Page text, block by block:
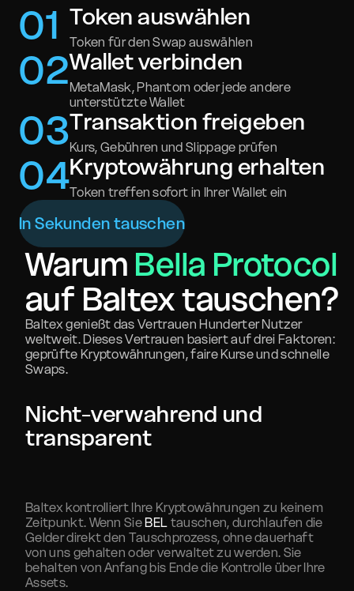
01 Token auswählen
Token für den Swap auswählen
02Wallet verbinden
MetaMask, Phantom oder jede andere
unterstützte Wallet
03Transaktion freigeben
Kurs, Gebühren und Slippage prüfen
04Kryptowährung erhalten
Token treffen sofort in Ihrer Wallet ein
In Sekunden tauschen
Warum Bella Protocol
auf Baltex tauschen?
Baltex genießt das Vertrauen Hunderter Nutzer
weltweit. Dieses Vertrauen basiert auf drei Faktoren:
geprüfte Kryptowährungen, faire Kurse und schnelle
Swaps.
Nicht-verwahrend und
transparent
Baltex kontrolliert Ihre Kryptowährungen zu keinem
Zeitpunkt. Wenn SieBEL tauschen, durchlaufen die
Gelder direkt den Tauschprozess, ohne dauerhaft
von uns gehalten oder verwaltet zu werden. Sie
behalten von Anfang bis Ende die Kontrolle über Ihre
Assets.